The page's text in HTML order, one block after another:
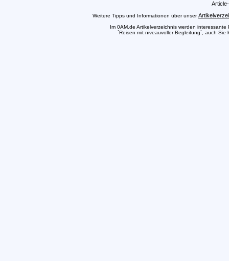
Weitere Tipps und Informationen über unser
Im 0AM.de Artikelverzeichnis werden
`Reisen mit niveauvoller Begleitung`, auch